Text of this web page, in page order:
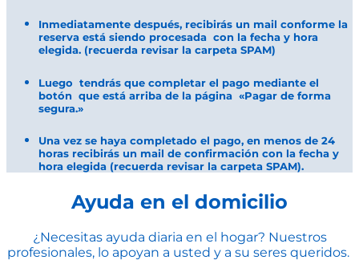
Inmediatamente después, recibirás un mail conforme la
reserva está siendo procesada con la fecha y hora
elegida. (recuerda revisar la carpeta SPAM)
Luego tendrás que completar el pago mediante el
botón que está arriba de la página «Pagar de forma
segura.»
Una vez se haya completado el pago, en menos de 24
horas recibirás un mail de confirmación con la fecha y
hora elegida (recuerda revisar la carpeta SPAM).
Ayuda en el domicilio
¿Necesitas ayuda diaria en el hogar? Nuestros
profesionales, lo apoyan a usted y a su seres queridos.